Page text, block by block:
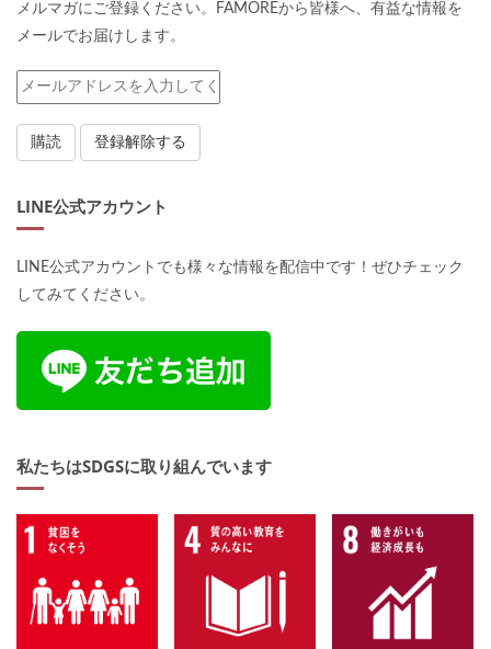
メルマガにご登録ください。FAMOREから皆様へ、有益な情報を
メールでお届けします。
LINE公式アカウント
LINE公式アカウントでも様々な情報を配信中です！ぜひチェック
してみてください。
私たちはSDGSに取り組んでいます